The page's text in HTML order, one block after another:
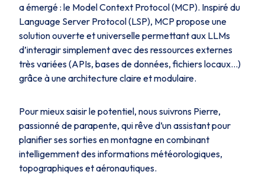
a émergé : le Model Context Protocol (MCP). Inspiré du
Language Server Protocol (LSP), MCP propose une
solution ouverte et universelle permettant aux LLMs
d’interagir simplement avec des ressources externes
très variées (APIs, bases de données, fichiers locaux…)
grâce à une architecture claire et modulaire.
Pour mieux saisir le potentiel, nous suivrons Pierre,
passionné de parapente, qui rêve d’un assistant pour
planifier ses sorties en montagne en combinant
intelligemment des informations météorologiques,
topographiques et aéronautiques.